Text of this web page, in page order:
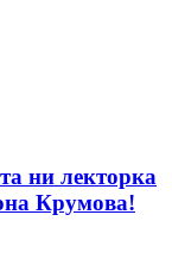
ни лекторка
Крумова!